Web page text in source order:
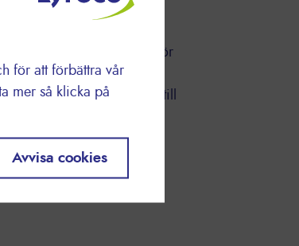
för att förbättra vår
mer så klicka på
Avvisa cookies
att öka inköpen av
kan du göra stor skillnad för
vi klimatavtrycket
räkning och bidrag till